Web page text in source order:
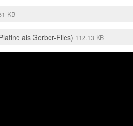
KB
als Gerber-Files) 112.13 KB